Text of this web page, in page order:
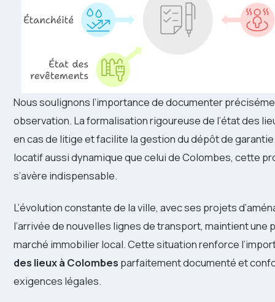
Nous soulignons l’importance de documenter
observation. La formalisation rigoureuse de l’état des
en cas de litige et facilite la gestion du dépôt de
locatif aussi dynamique que celui de Colombes, cette
s’avère indispensable.
L’évolution constante de la ville, avec ses projets
l’arrivée de nouvelles lignes de transport, maintient une
marché immobilier local. Cette situation renforce
des lieux à Colombes parfaitement documenté et
exigences légales.